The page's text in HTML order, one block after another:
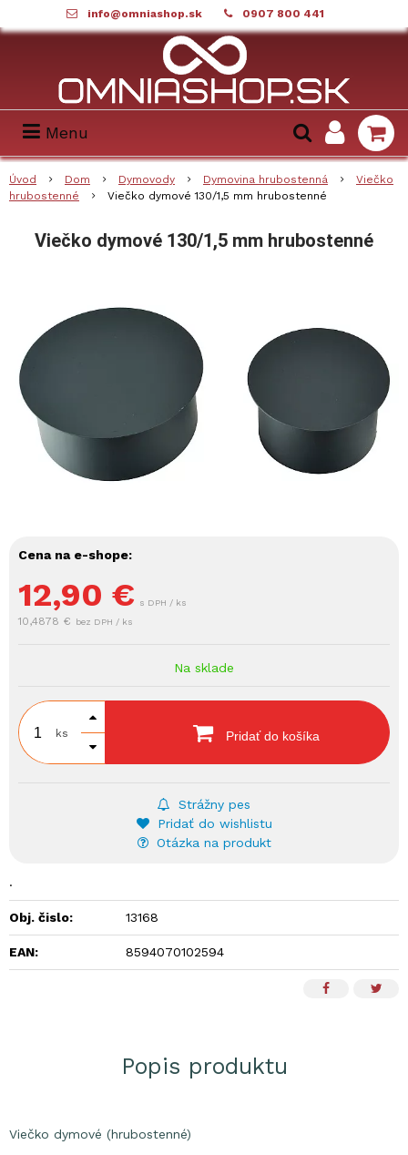
info@omniashop.sk 0907 800 441
Menu
Úvod Dom Dymovody Dymovina hrubostenná
Viečko
hrubostenné
Viečko dymové 130/1,5 mm hrubostenné
Viečko dymové 130/1,5 mm hrubostenné
Cena na e-shope:
12,90 € s DPH / ks
10,4878 € bez DPH / ks
Na sklade
ks Pridať do košíka
Strážny pes
Pridať do wishlistu
Otázka na produkt
.
Obj. čislo: 13168
EAN: 8594070102594
Popis produktu
Viečko dymové (hrubostenné)